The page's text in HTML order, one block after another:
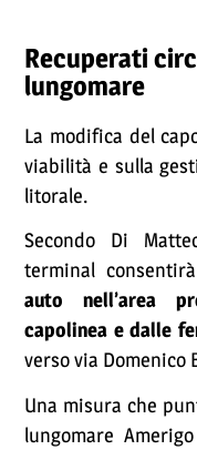
Recuperati
lungomare
La modifica del
viabilità e sulla
litorale.
Secondo Di
terminal
auto nell’area
capolinea e dalle
verso via Domenico
Una misura che
lungomare